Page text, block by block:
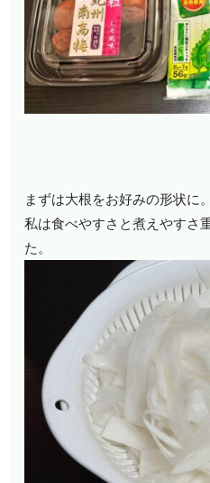
まずは大根をお好みの形状に。
私は食べやすさと煮えやすさ
た。